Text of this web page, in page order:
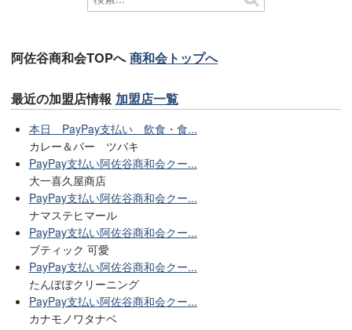
阿佐谷商和会TOPへ商和会トップへ
最近の加盟店情報 加盟店一覧
本日 PayPay支払い 飲食・食...
カレー＆バー ツバキ
PayPay支払い阿佐谷商和会クー...
大一喜久屋商店
PayPay支払い阿佐谷商和会クー...
ナマステヒマール
PayPay支払い阿佐谷商和会クー...
ブティック 可愛
PayPay支払い阿佐谷商和会クー...
たんぽぽクリーニング
PayPay支払い阿佐谷商和会クー...
カナモノワタナベ